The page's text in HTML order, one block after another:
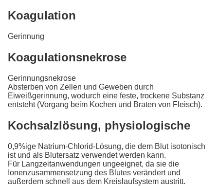
Koagulation
Gerinnung
Koagulationsnekrose
Gerinnungsnekrose
Absterben von Zellen und Geweben durch
Eiweißgerinnung, wodurch eine feste, trockene Substanz
entsteht (Vorgang beim Kochen und Braten von Fleisch).
Kochsalzlösung, physiologische
0,9%ige Natrium-Chlorid-Lösung, die dem Blut isotonisch
ist und als Blutersatz verwendet werden kann.
Für Langzeitanwendungen ungeeignet, da sie die
Ionenzusammensetzung des Blutes verändert und
außerdem schnell aus dem Kreislaufsystem austritt.